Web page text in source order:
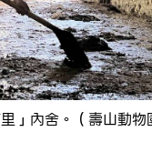
」內舍。（壽山動物